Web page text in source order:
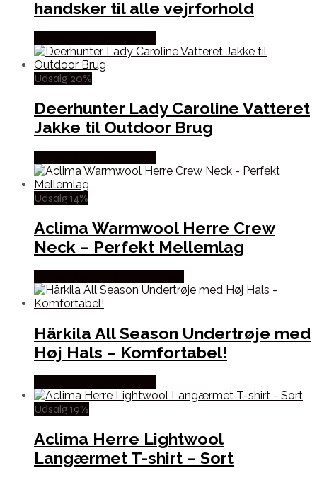
handsker til alle vejrforhold
Udsalg 20%
Deerhunter Lady Caroline Vatteret
Jakke til Outdoor Brug
Udsalg 14%
Aclima Warmwool Herre Crew
Neck – Perfekt Mellemlag
Härkila All Season Undertrøje med
Høj Hals – Komfortabel!
Udsalg 19%
Aclima Herre Lightwool
Langærmet T-shirt – Sort